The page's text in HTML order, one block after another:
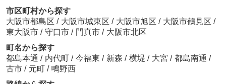
市区町村から探す
大阪市都島区 / 大阪市城東区 / 大阪市旭区 / 大阪市鶴見区 /
東大阪市 / 守口市 / 門真市 / 大阪市北区
町名から探す
都島本通 / 内代町 / 今福東 / 新森 / 横堤 / 大宮 / 都島南通 /
古市 / 元町 / 鴫野西